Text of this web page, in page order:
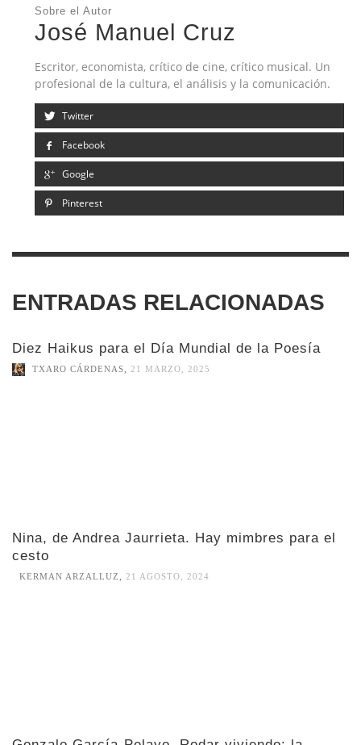
Sobre el Autor
José Manuel Cruz
Escritor, economista, crítico de cine, crítico musical. Un
profesional de la cultura, el análisis y la comunicación.
Twitter
Facebook
Google
Pinterest
ENTRADAS RELACIONADAS
Diez Haikus para el Día Mundial de la Poesía
TXARO CÁRDENAS, 21 MARZO, 2025
Nina, de Andrea Jaurrieta. Hay mimbres para el
cesto
KERMAN ARZALLUZ 21 AGOSTO, 2024